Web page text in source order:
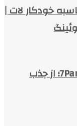
خودکار لات |
خدمات شبکه‌های اجتماعی 7Panel؛ از جذب